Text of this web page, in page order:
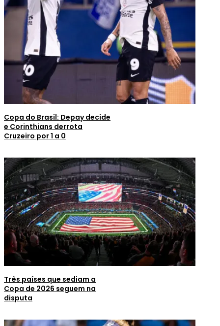
Copa do Brasil: Depay decide
e Corinthians derrota
Cruzeiro por 1 a 0
Três países que sediam a
Copa de 2026 seguem na
disputa